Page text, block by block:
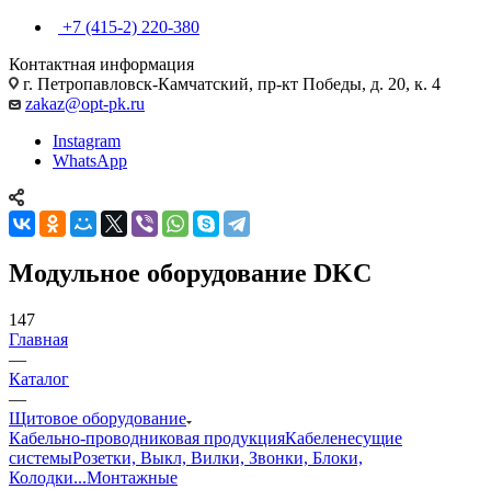
+7 (415-2) 220-380
Контактная информация
г. Петропавловск-Камчатский, пр-кт Победы, д. 20, к. 4
zakaz@opt-pk.ru
Instagram
WhatsApp
Модульное оборудование DKC
147
Главная
—
Каталог
—
Щитовое оборудование
Кабельно-проводниковая продукцияКабеленесущие
системыРозетки, Выкл, Вилки, Звонки, Блоки,
Колодки...Монтажные